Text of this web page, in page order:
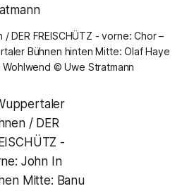
DER FREISCHÜTZ - vorne: Chor –
Bühnen hinten Mitte: Olaf Haye
© Uwe Stratmann